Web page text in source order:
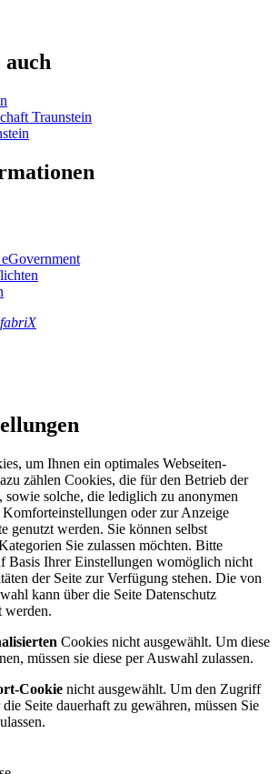
auch
Traunstein
fabriX
um Ihnen ein optimales Webseiten-
zählen Cookies, die für den Betrieb der
sowie solche, die lediglich zu anonymen
oder zur Anzeige
genutzt werden. Sie können selbst
Sie zulassen möchten. Bitte
Basis Ihrer Einstellungen womöglich nicht
der Seite zur Verfügung stehen. Die von
kann über die Seite Datenschutz
werden.
Cookies nicht ausgewählt. Um diese
müssen sie diese per Auswahl zulassen.
Cookie nicht ausgewählt. Um den Zugriff
Seite dauerhaft zu gewähren, müssen Sie